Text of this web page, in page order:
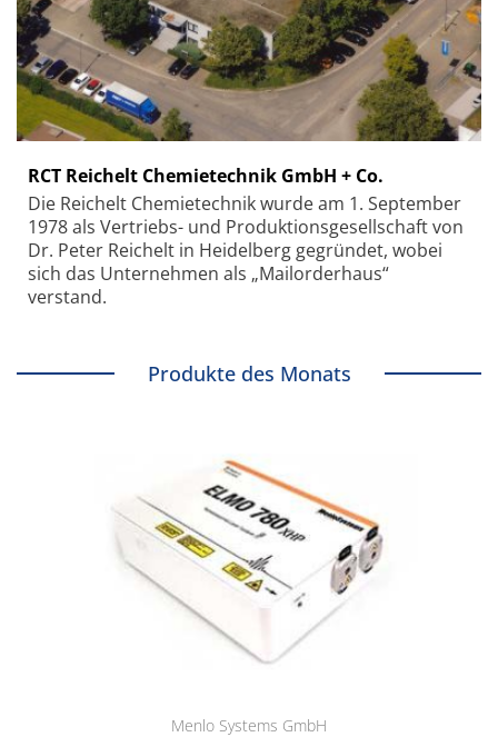
RCT Reichelt Chemietechnik GmbH + Co.
Die Reichelt Chemietechnik wurde am 1. September
1978 als Vertriebs- und Produktionsgesellschaft von
Dr. Peter Reichelt in Heidelberg gegründet, wobei
sich das Unternehmen als „Mailorderhaus“
verstand.
Produkte des Monats
Menlo Systems GmbH